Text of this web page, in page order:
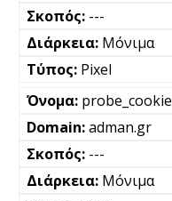
---
Μόνιμα
Pixel
probe_cookie
adman.gr
---
Μόνιμα